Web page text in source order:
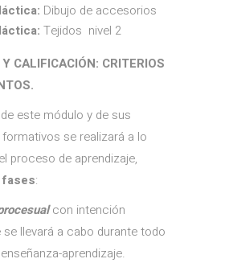
Dibujo de accesorios
Tejidos nivel 2
CALIFICACIÓN: CRITERIOS
este módulo y de sus
se realizará a lo
proceso de aprendizaje,
fases:
con intención
se llevará a cabo durante todo
aprendizaje.